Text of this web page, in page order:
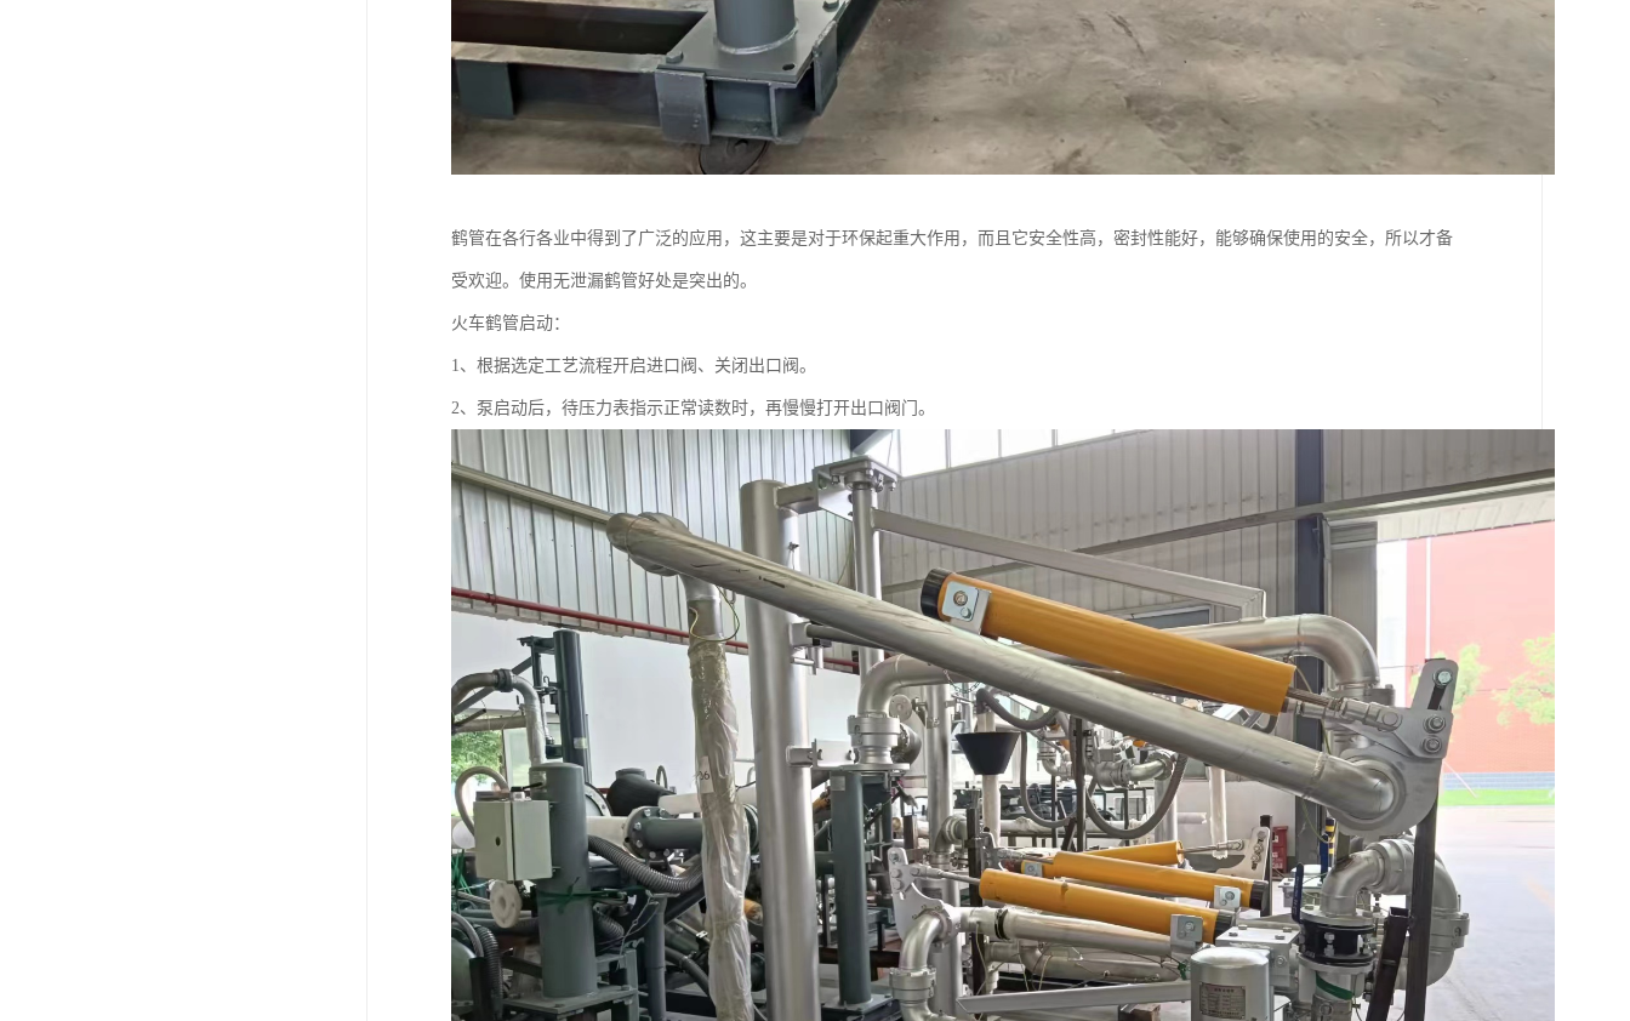
鹤管在各行各业中得到了广泛的应用，这主要是对于环保起重大作用，而且它安全性高，密封性能好，能够确保使用的安全，所以才备
受欢迎。使用无泄漏鹤管好处是突出的。
火车鹤管启动：
1、根据选定工艺流程开启进口阀、关闭出口阀。
2、泵启动后，待压力表指示正常读数时，再慢慢打开出口阀门。